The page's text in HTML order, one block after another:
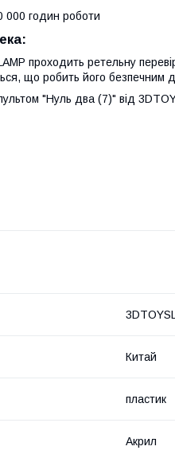
000 годин роботи
проходить ретельну
що робить його безпечним
"Нуль два (7)" від
Китай
пластик
Акрил